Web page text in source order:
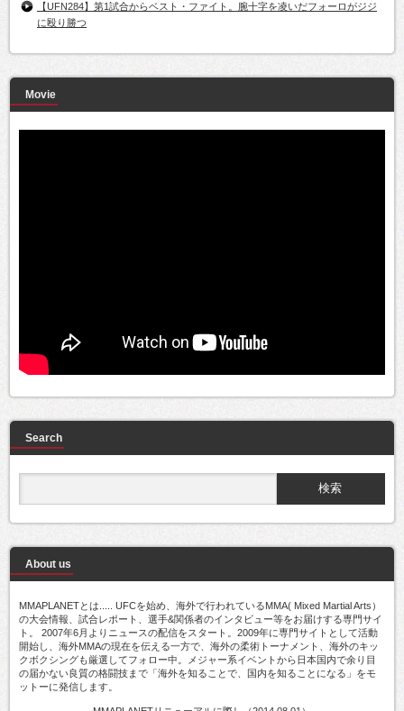
【UFN284】第1試合からベスト・ファイト。腕十字を凌いだフォーロがジジ
に殴り勝つ
Movie
Search
About us
MMAPLANETとは..... UFCを始め、海外で行われているMMA( Mixed Martial Arts）
の大会情報、試合レポート、選手&関係者のインタビュー等をお届けする専門サイ
ト。 2007年6月よりニュースの配信をスタート。2009年に専門サイトとして活動
開始し、海外MMAの現在を伝える一方で、海外の柔術トーナメント、海外のキッ
クボクシングも厳選してフォロー中。メジャー系イベントから日本国内で余り目
の届かない良質の格闘技まで「海外を知ることで、国内を知ることになる」をモ
ットーに発信します。